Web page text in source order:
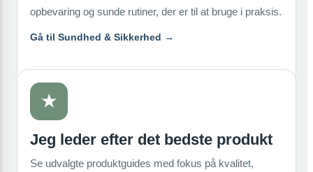
opbevaring og sunde rutiner, der er til at bruge i praksis.
Gå til Sundhed & Sikkerhed →
★
Jeg leder efter det bedste produkt
Se udvalgte produktguides med fokus på kvalitet,